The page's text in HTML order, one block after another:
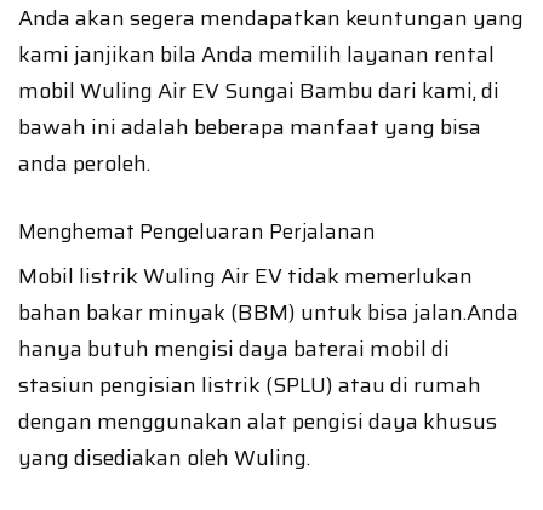
Anda akan segera mendapatkan keuntungan yang
kami janjikan bila Anda memilih layanan rental
mobil Wuling Air EV Sungai Bambu dari kami, di
bawah ini adalah beberapa manfaat yang bisa
anda peroleh.
Menghemat Pengeluaran Perjalanan
Mobil listrik Wuling Air EV tidak memerlukan
bahan bakar minyak (BBM) untuk bisa jalan.Anda
hanya butuh mengisi daya baterai mobil di
stasiun pengisian listrik (SPLU) atau di rumah
dengan menggunakan alat pengisi daya khusus
yang disediakan oleh Wuling.